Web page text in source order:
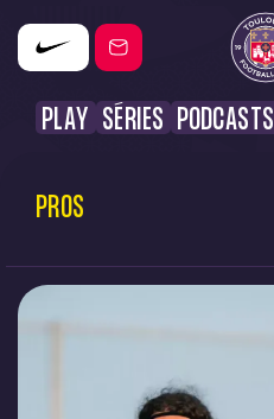
PLAY SÉRIES PODCASTS
PROS